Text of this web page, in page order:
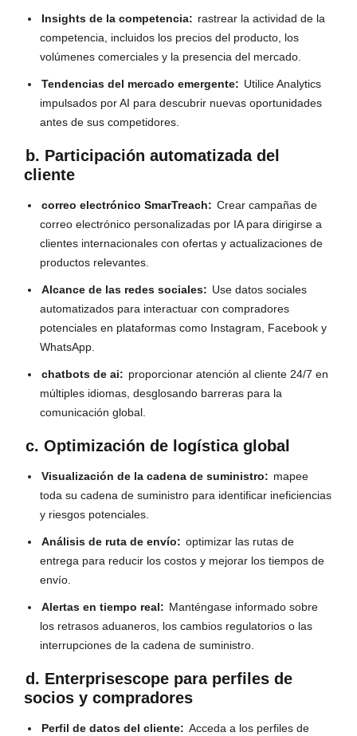
Insights de la competencia: rastrear la actividad de la
competencia, incluidos los precios del producto, los
volúmenes comerciales y la presencia del mercado.
Tendencias del mercado emergente: Utilice Analytics
impulsados ​​por AI para descubrir nuevas oportunidades
antes de sus competidores.
b. Participación automatizada del
cliente
correo electrónico SmarTreach: Crear campañas de
correo electrónico personalizadas por IA para dirigirse a
clientes internacionales con ofertas y actualizaciones de
productos relevantes.
Alcance de las redes sociales: Use datos sociales
automatizados para interactuar con compradores
potenciales en plataformas como Instagram, Facebook y
WhatsApp.
chatbots de ai: proporcionar atención al cliente 24/7 en
múltiples idiomas, desglosando barreras para la
comunicación global.
c. Optimización de logística global
Visualización de la cadena de suministro: mapee
toda su cadena de suministro para identificar ineficiencias
y riesgos potenciales.
Análisis de ruta de envío: optimizar las rutas de
entrega para reducir los costos y mejorar los tiempos de
envío.
Alertas en tiempo real: Manténgase informado sobre
los retrasos aduaneros, los cambios regulatorios o las
interrupciones de la cadena de suministro.
d. Enterprisescope para perfiles de
socios y compradores
Perfil de datos del cliente: Acceda a los perfiles de